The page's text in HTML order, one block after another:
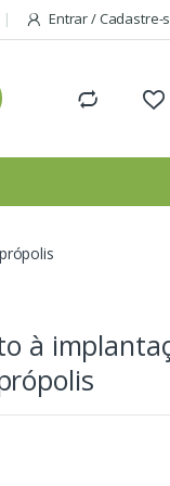
Entrar / Cadastre-
à